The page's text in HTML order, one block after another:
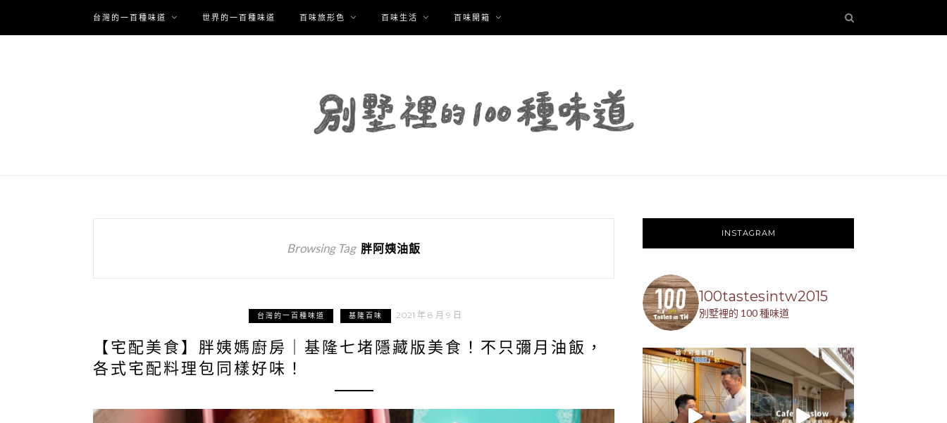
台灣的一百種味道 世界的一百種味道 百味旅形色 百味生活 百味開箱
Browsing Tag 胖阿姨油飯
台灣的一百種味道 基隆百味 2021 年 8 月 9 日
【宅配美食】胖姨媽廚房｜基隆七堵隱藏版美食！不只彌月油飯，
各式宅配料理包同樣好味！
INSTAGRAM
100tastesintw2015
別墅裡的 100 種味道